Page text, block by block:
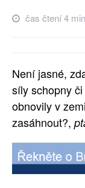
NEJČTENĚJŠÍ ZA
PŘÍSPĚVKY NA
SOCIÁLNÍ SÍTĚ
PLNÁ VERZE
čas čtení 4
Není jasné,
síly schopny
obnovily v
zasáhnout?,